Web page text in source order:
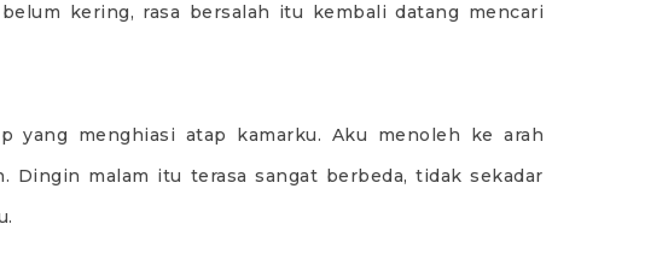
kering, rasa bersalah itu kembali datang mencari
yang menghiasi atap kamarku. Aku menoleh ke arah
malam itu terasa sangat berbeda, tidak sekadar